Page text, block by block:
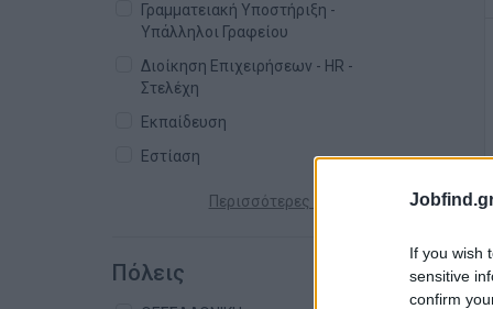
If you wish
sensitive
confirm
Γραμματειακή Υποστήριξη -
Υπάλληλοι Γραφείου
Διοίκηση Επιχειρήσεων - HR -
Στελέχη
Εκπαίδευση
Εστίαση
Περισσότερες κατηγορίες +
Πόλεις